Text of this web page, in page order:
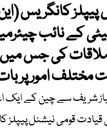
پیپلز کانگریس
کے نائب
کی جس
امور پر
شریف سے چین کے ایک
قومی نیشنل پیپلز